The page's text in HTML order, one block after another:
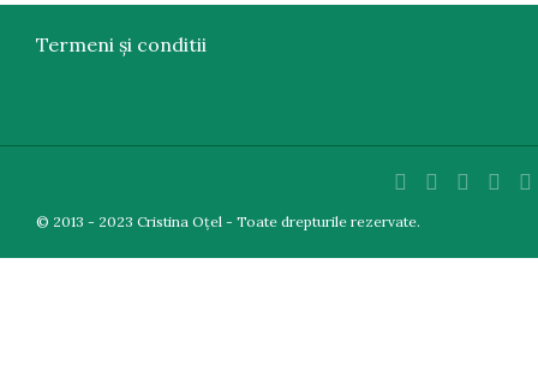
Termeni și conditii
© 2013 - 2023 Cristina Oțel - Toate drepturile rezervate.